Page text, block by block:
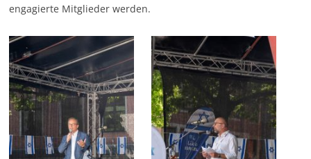
engagierte Mitglieder werden.